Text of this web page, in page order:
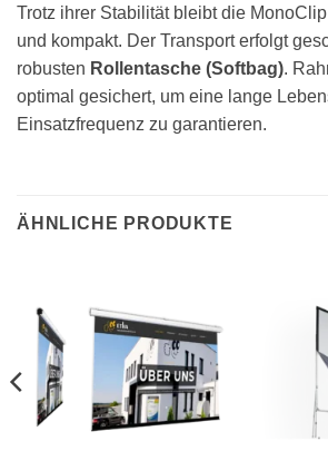
Trotz ihrer Stabilität bleibt die
und kompakt. Der Transport erfolgt
robusten Rollentasche (Softbag).
optimal gesichert, um eine lange
Einsatzfrequenz zu garantieren.
ÄHNLICHE PRODUKTE